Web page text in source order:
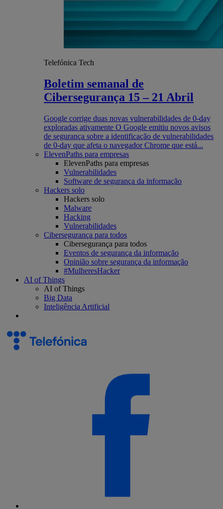
Telefónica Tech
Boletim semanal de
Cibersegurança 15 – 21 Abril
Google corrige duas novas vulnerabilidades de 0-day
exploradas ativamente O Google emitiu novos avisos
de segurança sobre a identificação de vulnerabilidades
de 0-day que afeta o navegador Chrome que está...
ElevenPaths para empresas
ElevenPaths para empresas
Vulnerabilidades
Software de segurança da informação
Hackers solo
Hackers solo
Malware
Hacking
Vulnerabilidades
Cibersegurança para todos
Cibersegurança para todos
Eventos de segurança da informação
Opinião sobre segurança da informação
#MulheresHacker
AI of Things
AI of Things
Big Data
Inteligência Artificial